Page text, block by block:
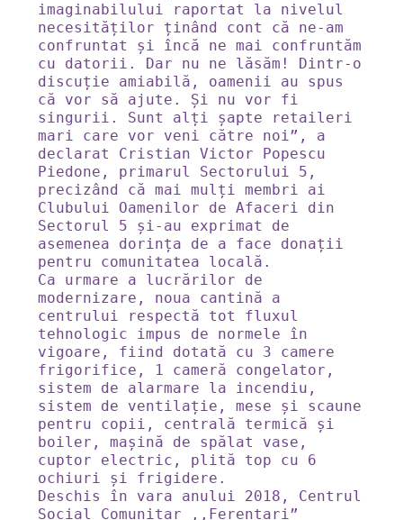
imaginabilului raportat la nivelul
necesităților ținând cont că ne-am
confruntat și încă ne mai confruntăm
cu datorii. Dar nu ne lăsăm! Dintr-o
discuție amiabilă, oamenii au spus
că vor să ajute. Și nu vor fi
singurii. Sunt alți șapte retaileri
mari care vor veni către noi”, a
declarat Cristian Victor Popescu
Piedone, primarul Sectorului 5,
precizând că mai mulți membri ai
Clubului Oamenilor de Afaceri din
Sectorul 5 și-au exprimat de
asemenea dorința de a face donații
pentru comunitatea locală.
Ca urmare a lucrărilor de
modernizare, noua cantină a
centrului respectă tot fluxul
tehnologic impus de normele în
vigoare, fiind dotată cu 3 camere
frigorifice, 1 cameră congelator,
sistem de alarmare la incendiu,
sistem de ventilație, mese și scaune
pentru copii, centrală termică și
boiler, mașină de spălat vase,
cuptor electric, plită top cu 6
ochiuri și frigidere.
Deschis în vara anului 2018, Centrul
Social Comunitar ,,Ferentari”